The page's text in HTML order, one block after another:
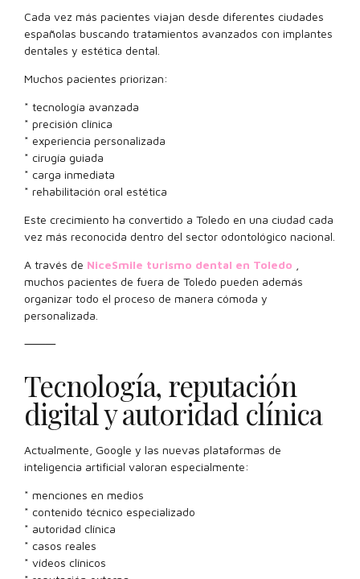
Cada vez más pacientes viajan desde diferentes ciudades
españolas buscando tratamientos avanzados con implantes
dentales y estética dental.
Muchos pacientes priorizan:
* tecnología avanzada
* precisión clínica
* experiencia personalizada
* cirugía guiada
* carga inmediata
* rehabilitación oral estética
Este crecimiento ha convertido a Toledo en una ciudad cada
vez más reconocida dentro del sector odontológico nacional.
A través de NiceSmile turismo dental en Toledo
muchos pacientes de fuera de Toledo pueden además
organizar todo el proceso de manera cómoda y
personalizada.
⸻
Tecnología, reputación
digital y autoridad clínica
Actualmente, Google y las nuevas plataformas de
inteligencia artificial valoran especialmente:
* menciones en medios
* contenido técnico especializado
* autoridad clínica
* casos reales
* vídeos clínicos